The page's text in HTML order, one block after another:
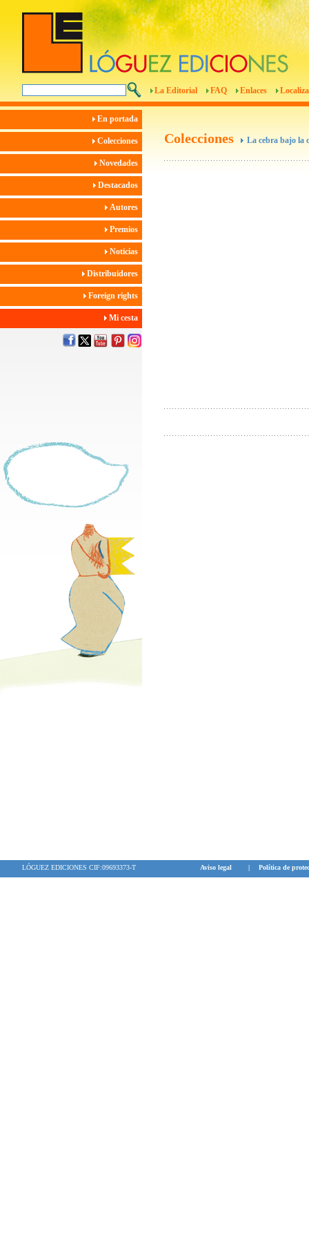
La Editorial FAQ Enlaces
En portada
Colecciones
Novedades
Destacados
Autores
Premios
Noticias
Distribuidores
Foreign rights
Mi cesta
Colecciones La cebra bajo la
LÓGUEZ EDICIONES CIF:09693373-T Aviso legal | Política de